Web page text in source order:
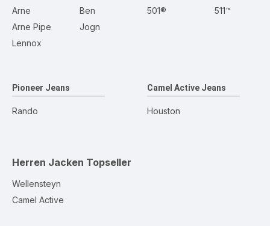
Arne
Arne Pipe
Lennox
Ben
Jogn
501® 511™
Pioneer Jeans
Rando
Camel Active Jeans
Houston
Herren Jacken Topseller
Wellensteyn
Camel Active